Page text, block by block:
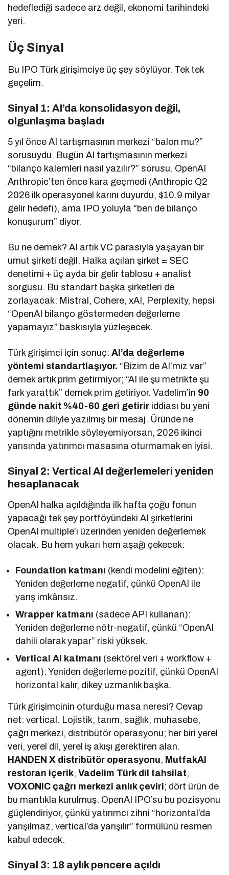
hedeflediği sadece arz değil, ekonomi tarihindeki
yeri.
Üç Sinyal
Bu IPO Türk girişimciye üç şey söylüyor. Tek tek
geçelim.
Sinyal 1: AI’da konsolidasyon değil,
olgunlaşma başladı
5 yıl önce AI tartışmasının merkezi “balon mu?”
sorusuydu. Bugün AI tartışmasının merkezi
“bilanço kalemleri nasıl yazılır?” sorusu. OpenAI
Anthropic’ten önce kara geçmedi (Anthropic Q2
2026 ilk operasyonel karını duyurdu, $10.9 milyar
gelir hedefi), ama IPO yoluyla “ben de bilanço
konuşurum” diyor.
Bu ne demek? AI artık VC parasıyla yaşayan bir
umut şirketi değil. Halka açılan şirket = SEC
denetimi + üç ayda bir gelir tablosu + analist
sorgusu. Bu standart başka şirketleri de
zorlayacak: Mistral, Cohere, xAI, Perplexity, hepsi
“OpenAI bilanço göstermeden değerleme
yapamayız” baskısıyla yüzleşecek.
Türk girişimci için sonuç:AI’da değerleme
yöntemi standartlaşıyor. “Bizim de AI’mız var”
demek artık prim getirmiyor; “AI ile şu metrikte şu
fark yarattık” demek prim getiriyor. Vadelim’in 90
günde nakit %40-60 geri getirir iddiası bu yeni
dönemin diliyle yazılmış bir mesaj. Üründe ne
yaptığını metrikle söyleyemiyorsan, 2026 ikinci
yarısında yatırımcı masasına oturmamak en iyisi.
Sinyal 2: Vertical AI değerlemeleri yeniden
hesaplanacak
OpenAI halka açıldığında ilk hafta çoğu fonun
yapacağı tek şey portföyündeki AI şirketlerini
OpenAI multiple’ı üzerinden yeniden değerlemek
olacak. Bu hem yukarı hem aşağı çekecek:
Foundation katmanı (kendi modelini eğiten):
Yeniden değerleme negatif, çünkü OpenAI ile
yarış imkânsız.
Wrapper katmanı (sadece API kullanan):
Yeniden değerleme nötr-negatif, çünkü “OpenAI
dahili olarak yapar” riski yüksek.
Vertical AI katmanı (sektörel veri + workflow +
agent): Yeniden değerleme pozitif, çünkü OpenAI
horizontal kalır, dikey uzmanlık başka.
Türk girişimcinin oturduğu masa neresi? Cevap
net: vertical. Lojistik, tarım, sağlık, muhasebe,
çağrı merkezi, distribütör operasyonu; her biri yerel
veri, yerel dil, yerel iş akışı gerektiren alan.
HANDEN X distribütör operasyonu, MutfakAI
restoran içerik,Vadelim Türk dil tahsilat,
VOXONIC çağrı merkezi anlık çeviri; dört ürün de
bu mantıkla kurulmuş. OpenAI IPO’su bu pozisyonu
güçlendiriyor, çünkü yatırımcı zihni “horizontal’da
yarışılmaz, vertical’da yarışılır” formülünü resmen
kabul edecek.
Sinyal 3: 18 aylık pencere açıldı